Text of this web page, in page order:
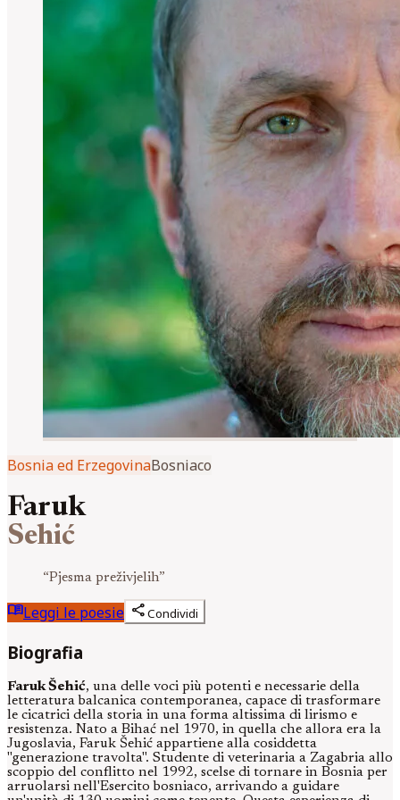
Bosnia ed ErzegovinaBosniaco
Faruk
Sehić
“Pjesma preživjelih”
menu_bookLeggi le poesie shareCondividi
Biografia
Faruk Šehić, una delle voci più potenti e necessarie della
letteratura balcanica contemporanea, capace di trasformare
le cicatrici della storia in una forma altissima di lirismo e
resistenza. Nato a Bihać nel 1970, in quella che allora era la
Jugoslavia, Faruk Šehić appartiene alla cosiddetta
"generazione travolta". Studente di veterinaria a Zagabria allo
scoppio del conflitto nel 1992, scelse di tornare in Bosnia per
arruolarsi nell'Esercito bosniaco, arrivando a guidare